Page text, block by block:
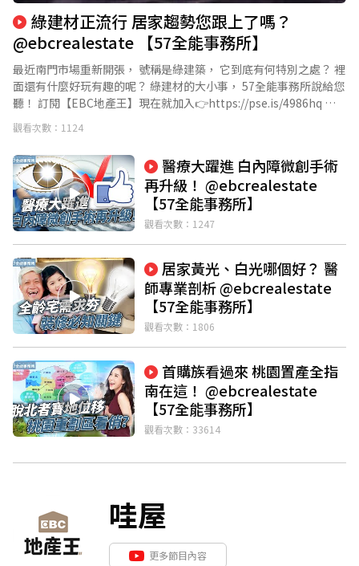
@ebcrealestate 【57全能事務所】
最近南門市場重新開張， 號稱是綠建築， 它到底有何特別之處？ 裡
面還有什麼好玩有趣的呢？ 綠建材的大小事， 57全能事務所說給您
聽！ 訂閱【EBC地產王】現在就加入👉https://pse.is/4986hq 臉
書【Ebc地產王】👉
https://www.facebook.com/ebchousenews/ 加入【EBC地產王
LINE好友】👉 https://lin.ee/0SpOOsS #EBC地產王 #57全能事務
所 #雲司國際設計 #邱敏寬 #綠建材 #南門市場
觀看次數：1124
再升級！ @ebcrealestate
【57全能事務所】
觀看次數：1247
師專業剖析 @ebcrealestate
【57全能事務所】
觀看次數：1806
南在這！ @ebcrealestate
【57全能事務所】
觀看次數：33614
哇屋
更多節目內容